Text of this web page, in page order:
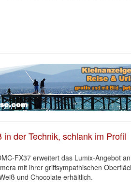
der Technik, schlank im Profil
FX37 erweitert das Lumix-Angebot
mit ihrer griffsympathischen
und Chocolate erhältlich.